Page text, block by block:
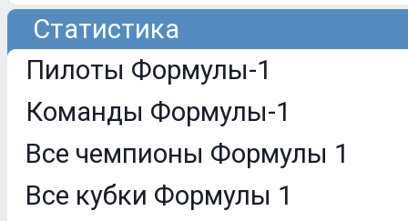
Статистика
Пилоты Формулы-1
Команды Формулы-1
Все чемпионы Формулы 1
Все кубки Формулы 1